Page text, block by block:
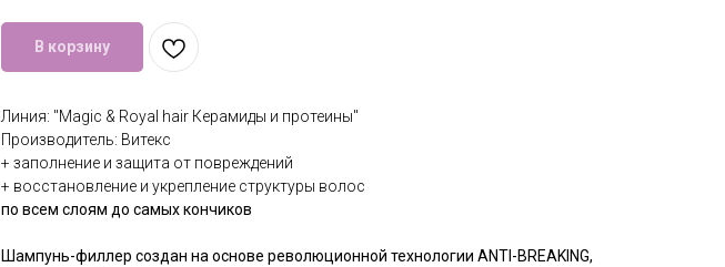
В корзину
Линия: "Magic & Royal hair Керамиды и протеины"
Производитель: Витекс
+ заполнение и защита от повреждений
+ восстановление и укрепление структуры волос
по всем слоям до самых кончиков
Шампунь-филлер создан на основе революционной технологии ANTI-BREAKING,